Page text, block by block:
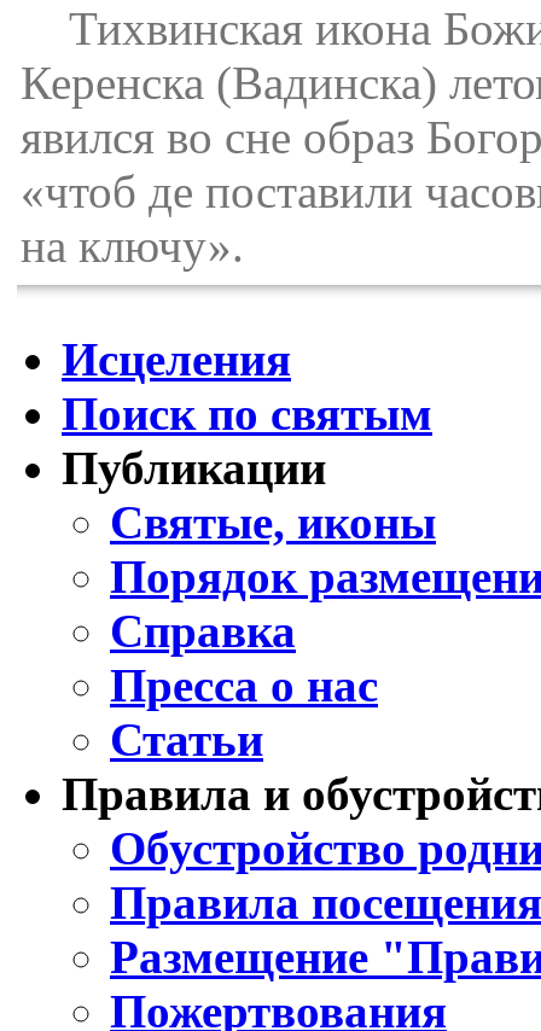
Тихвинская икона
Керенска (Вадинска)
явился во сне образ
«чтоб де поставили
на ключу».
Исцеления
Поиск по святым
Публикации
Святые, иконы
Порядок
Справка
Пресса о нас
Статьи
Правила и
Обустройство
Правила
Размещение
Пожертвования